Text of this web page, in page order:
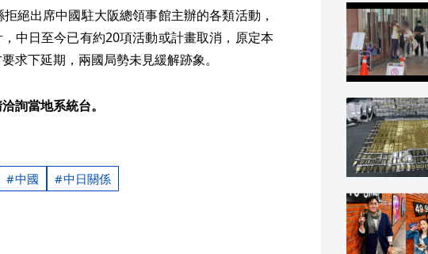
絕出席中國駐大阪總領事館主辦的各類活動，
中日至今已有約20項活動或計畫取消，原定本
求下延期，兩國局勢未見緩解跡象。
詢當地系統台。
中國 中日關係